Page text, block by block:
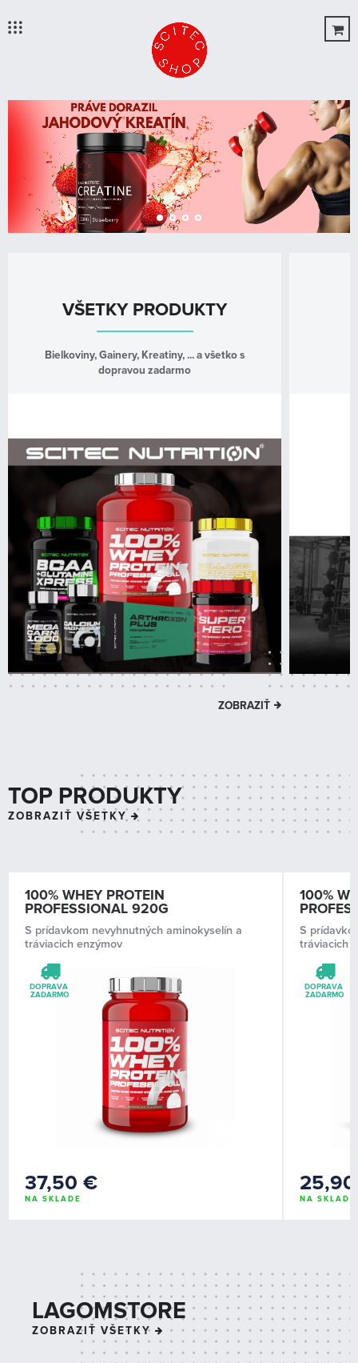

 
Úvod
Produkty
OUTLET
VŠETKY PRODUKTY
Bielkoviny, Gainery, Kreatiny, ... a všetko s
dopravou zadarmo
ZOBRAZIŤ
TOP PRODUKTY
ZOBRAZIŤ VŠETKY
100% WHEY PROTEIN
PROFESSIONAL 920G
S prídavkom nevyhnutných aminokyselín a
tráviacich enzýmov
DOPRAVA
ZADARMO
37,50 €
NA SKLADE
100%
S
tráviacich
DOPRAVA
ZADARMO
NA SKLADE
LAGOMSTORE
ZOBRAZIŤ VŠETKY